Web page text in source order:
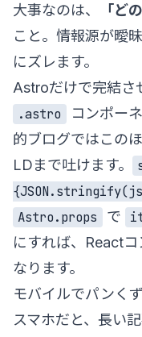
大事なのは、
「ど
こと。情報源が曖
にズレます。
Astroだけで完結さ
.astro
コンポー
的ブログではこの
LDまで吐けます。
Astro.props
で
にすれば、React
なります。
モバイルでパンく
スマホだと、長い